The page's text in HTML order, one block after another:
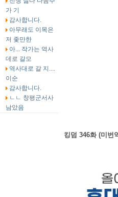
가 기
감사합니다.
아무래도 이목은
저 좇만한
아... 작가는 역사
데로 갈모
역사대로 갈 지....
이순
감사합니다.
ㄴㄴ 창평군서사
남았음
킹덤 346화 (미번